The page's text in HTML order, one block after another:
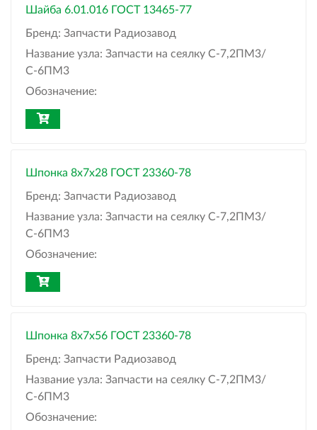
Шайба 6.01.016 ГОСТ 13465-77
Бренд: Запчасти Радиозавод
Название узла: Запчасти на сеялку С-7,2ПМ3/
С-6ПМ3
Обозначение:
Шпонка 8x7x28 ГОСТ 23360-78
Бренд: Запчасти Радиозавод
Название узла: Запчасти на сеялку С-7,2ПМ3/
С-6ПМ3
Обозначение:
Шпонка 8x7x56 ГОСТ 23360-78
Бренд: Запчасти Радиозавод
Название узла: Запчасти на сеялку С-7,2ПМ3/
С-6ПМ3
Обозначение: